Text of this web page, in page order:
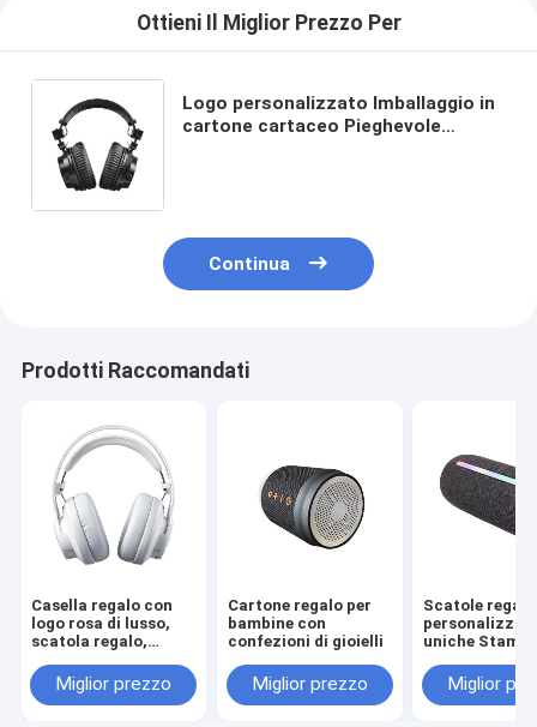
Ottieni Il Miglior Prezzo Per
Logo personalizzato Imballaggio in
cartone cartaceo Pieghevole
Continua
Prodotti Raccomandati
Casella regalo con
logo rosa di lusso,
scatola regalo,
della borsa,
confezionamento
Miglior prezzo
Cartone regalo per
bambine con
confezioni di gioielli
Miglior prezzo
Scatole regalo
uniche
lusso di
Imballaggio
Miglior